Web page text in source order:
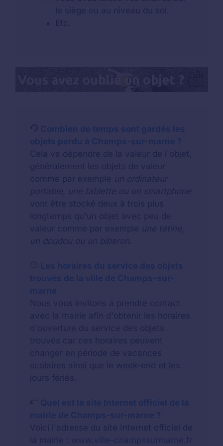
le siège ou au niveau du sol.
Etc.
Combien de temps sont gardés les
objets perdu à Champs-sur-marne ?
Cela va dépendre de la valeur de l'objet,
généralement les objets de valeur
comme par exemple un ordinateur
portable, une tablette ou un smartphone
vont être stocké deux à trois plus
longtemps qu'un objet avec peu de
valeur comme par exemple une tétine,
un doudou ou un biberon.
Les horaires du service des objets
trouvés de la ville de Champs-sur-
marne
Nous vous invitons à prendre contact
avec la mairie afin d'obtenir les horaires
d'ouverture du service des objets
trouvés car ces horaires peuvent
changer en période de vacances
scolaires ainsi que le week-end et les
jours fériés.
Quel est le site Internet officiel de la
mairie de Champs-sur-marne ?
Voici l'adresse du site Internet officiel de
la mairie : www.ville-champssurmarne.fr